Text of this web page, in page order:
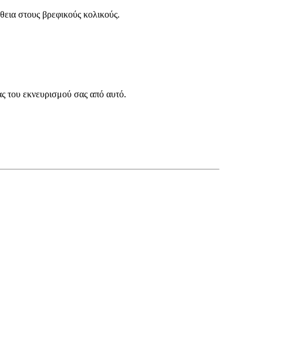
στους βρεφικούς κολικούς.
του εκνευρισμού σας από αυτό.